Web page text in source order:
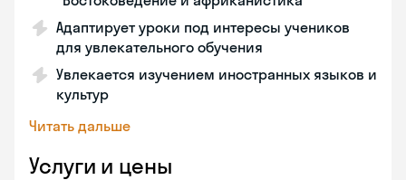
Адаптирует уроки под интересы учеников
для увлекательного обучения
Увлекается изучением иностранных языков и
культур
Читать дальше
Услуги и цены